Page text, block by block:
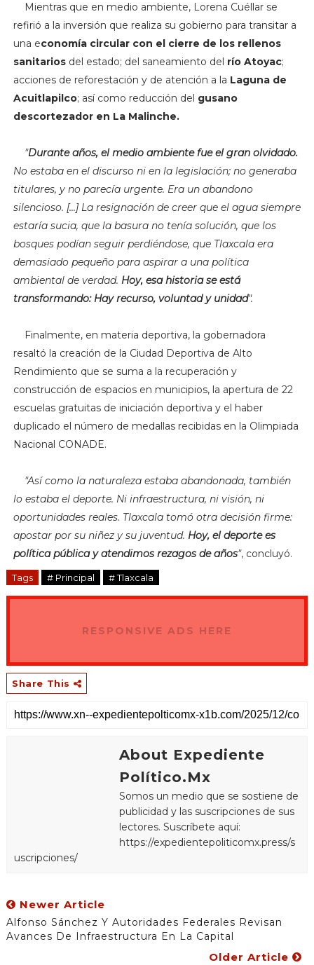
Mientras que en medio ambiente, Lorena Cuéllar se
refirió a la inversión que realiza su gobierno para transitar a
una economía circular con el cierre de los rellenos
sanitariosdel estado; del saneamiento del río Atoyac;
acciones de reforestación y de atención a la Laguna de
Acuitlapilco; así como reducción del gusano
descortezador en La Malinche.
"Durante años, el medio ambiente fue el gran olvidado.
No estaba en el discurso ni en la legislación; no generaba
titulares, y no parecía urgente. Era un abandono
silencioso. [...] La resignación de creer que el agua siempre
estaría sucia, que la basura no tenía solución, que los
bosques podían seguir perdiéndose, que Tlaxcala era
demasiado pequeño para aspirar a una política
ambiental de verdad. Hoy, esa historia se está
transformando: Hay recurso, voluntad y unidad".
Finalmente, en materia deportiva, la gobernadora
resaltó la creación de la Ciudad Deportiva de Alto
Rendimiento que se suma a la recuperación y
construcción de espacios en municipios, la apertura de 22
escuelas gratuitas de iniciación deportiva y el haber
duplicado el número de medallas recibidas en la Olimpiada
Nacional CONADE.
"Así como la naturaleza estaba abandonada, también
lo estaba el deporte. Ni infraestructura, ni visión, ni
oportunidades reales. Tlaxcala tomó otra decisión firme:
apostar por su niñez y su juventud. Hoy, el deporte es
política pública y atendimos rezagos de años", concluyó.
Tags # Principal # Tlaxcala
RESPONSIVE ADS HERE
Share This
About Expediente
Político.Mx
Somos un medio que se sostiene de
publicidad y las suscripciones de sus
lectores. Suscríbete aquí:
https://expedientepoliticomx.press/s
uscripciones/
Newer Article
Alfonso Sánchez Y Autoridades Federales Revisan
Avances De Infraestructura En La Capital
Older Article